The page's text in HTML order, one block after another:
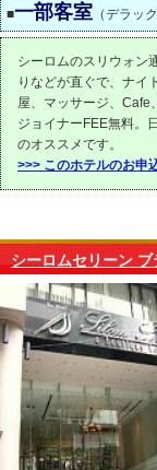
■一部客室 （デラッ
シーロムのスリウォン
りなどが直ぐで、ナイ
屋、マッサージ、Cafe
ジョイナーFEE無料。
のオススメです。
>>> このホテルのお申
シーロムセリーン